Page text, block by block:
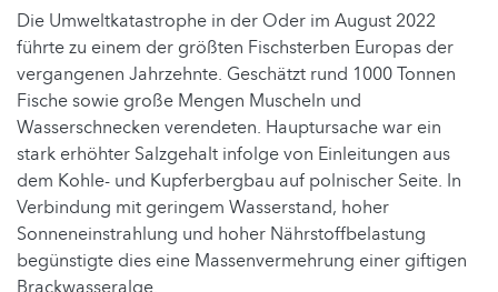
Die Umweltkatastrophe in der Oder im August 2022
führte zu einem der größten Fischsterben Europas der
vergangenen Jahrzehnte. Geschätzt rund 1000 Tonnen
Fische sowie große Mengen Muscheln und
Wasserschnecken verendeten. Hauptursache war ein
stark erhöhter Salzgehalt infolge von Einleitungen aus
dem Kohle- und Kupferbergbau auf polnischer Seite. In
Verbindung mit geringem Wasserstand, hoher
Sonneneinstrahlung und hoher Nährstoffbelastung
begünstigte dies eine Massenvermehrung einer giftigen